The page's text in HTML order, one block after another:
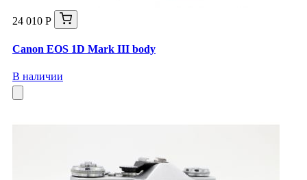
24 010 Р
Canon EOS 1D Mark III body
В наличии